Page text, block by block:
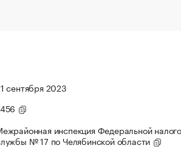
сентября 2023
инспекция Федеральной
№ 17 по Челябинской области